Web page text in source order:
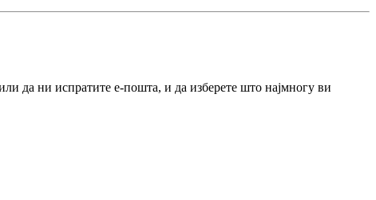
да ни испратите е-пошта, и да изберете што најмногу ви